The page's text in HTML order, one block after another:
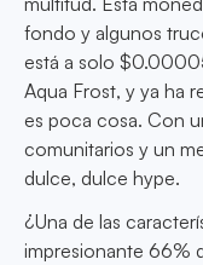
fondo y algunos
está a solo
Aqua Frost, y ya ha
es poca cosa. Con
comunitarios y un
dulce, dulce hype.
¿Una de las
impresionante 66%